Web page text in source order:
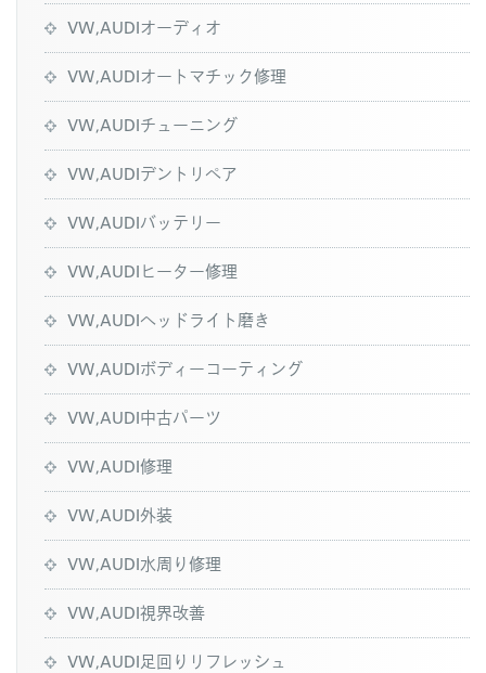
VW,AUDIオーディオ
VW,AUDIオートマチック修理
VW,AUDIチューニング
VW,AUDIデントリペア
VW,AUDIバッテリー
VW,AUDIヒーター修理
VW,AUDIヘッドライト磨き
VW,AUDIボディーコーティング
VW,AUDI中古パーツ
VW,AUDI修理
VW,AUDI外装
VW,AUDI水周り修理
VW,AUDI視界改善
VW,AUDI足回りリフレッシュ